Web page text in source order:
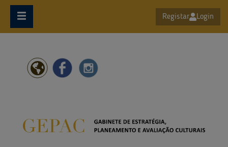
Ir para o conteúdo principal
Registar Login